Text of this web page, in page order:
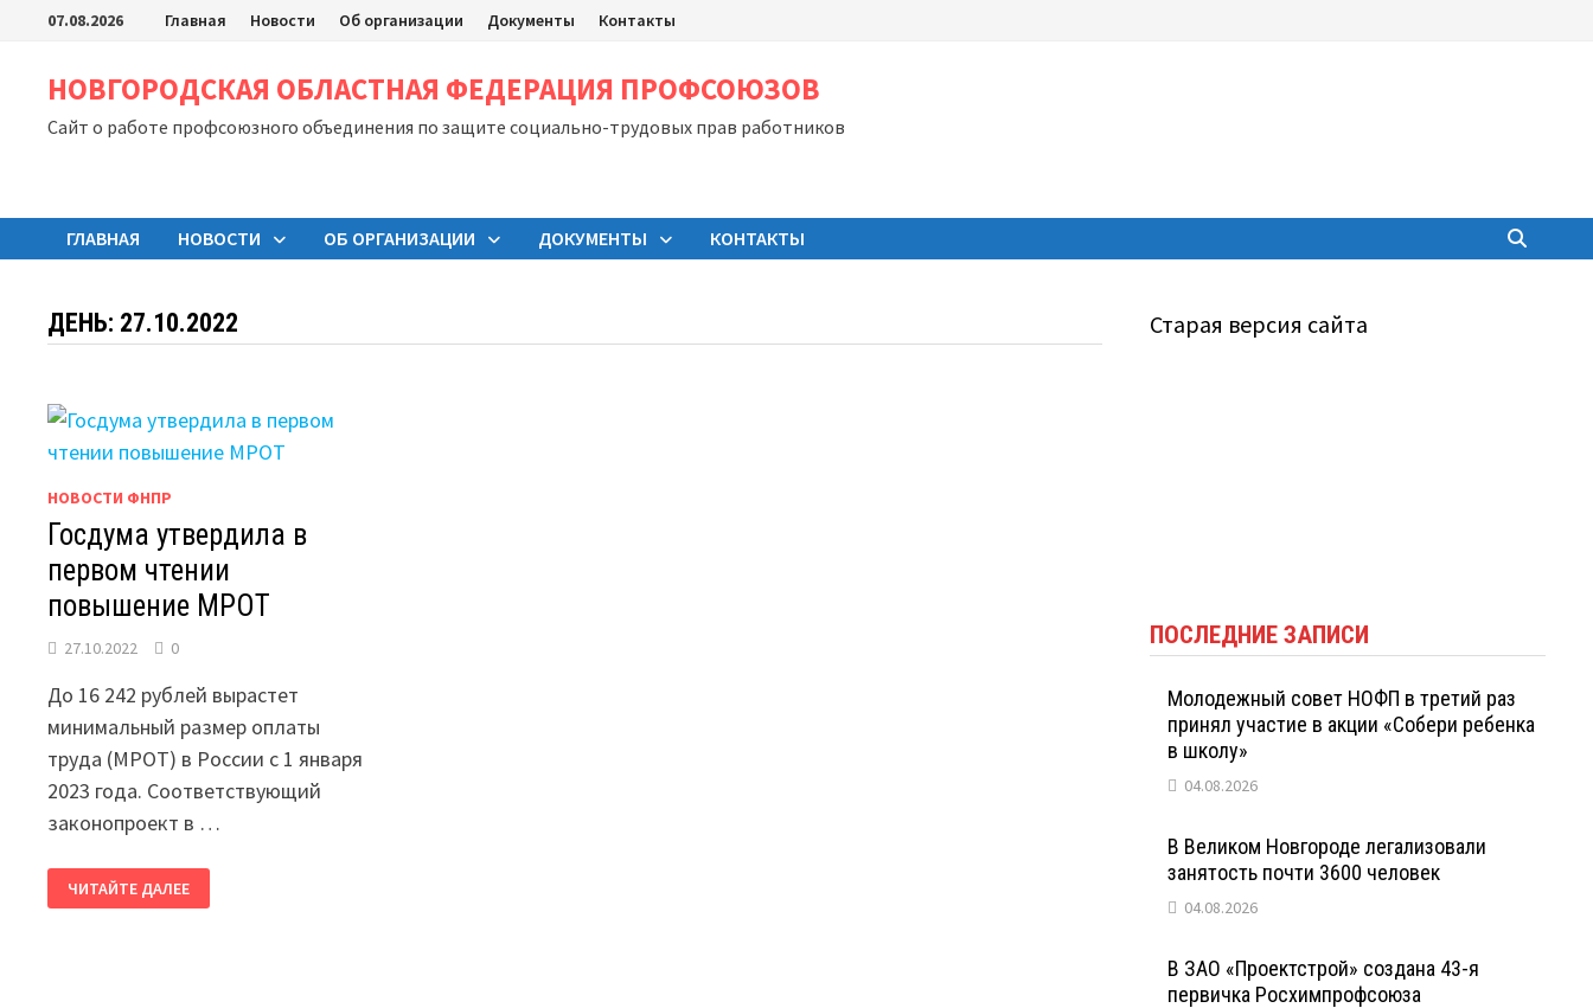
Перейти
содержимому
07.08.2026 Главная Новости Об организации Документы Контакты
НОВГОРОДСКАЯ ОБЛАСТНАЯ ФЕДЕРАЦИЯ ПРОФСОЮЗОВ
Сайт о работе профсоюзного объединения по защите социально-трудовых прав работников
ГЛАВНАЯ НОВОСТИ ОБ ОРГАНИЗАЦИИ ДОКУМЕНТЫ КОНТАКТЫ
ДЕНЬ: 27.10.2022
НОВОСТИ ФНПР
Госдума утвердила в
первом чтении
повышение МРОТ
27.10.2022 0
До 16 242 рублей вырастет
минимальный размер оплаты
труда (МРОТ) в России с 1 января
2023 года. Соответствующий
законопроект в …
ГОСДУМА
УТВЕРДИЛА
В
ЧИТАЙТЕ ДАЛЕЕ
Старая версия сайта
ПОСЛЕДНИЕ ЗАПИСИ
Молодежный совет НОФП в третий раз
принял участие в акции «Собери ребенка
в школу»
04.08.2026
В Великом Новгороде легализовали
занятость почти 3600 человек
04.08.2026
В ЗАО «Проектстрой» создана 43-я
первичка Росхимпрофсоюза